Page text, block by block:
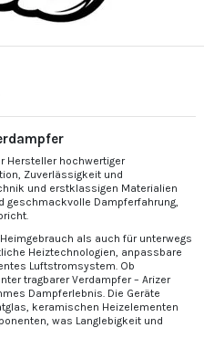
Hersteller hochwertiger
Zuverlässigkeit und
und erstklassigen Materialien
geschmackvolle Dampferfahrung,
als auch für unterwegs
Heiztechnologien, anpassbare
Luftstromsystem. Ob
tragbarer Verdampfer – Arizer
Dampferlebnis. Die Geräte
keramischen Heizelementen
was Langlebigkeit und